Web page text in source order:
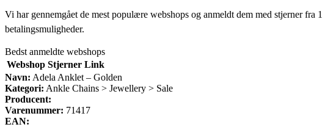
Vi har gennemgået de mest populære webshops og anmeldt dem med stjerner fra
betalingsmuligheder.
Bedst anmeldte webshops
Webshop Stjerner Link
Navn: Adela Anklet – Golden
Kategori: Ankle Chains > Jewellery > Sale
Producent:
Varenummer: 71417
EAN: